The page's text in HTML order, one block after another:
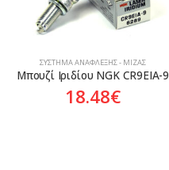
ΣΎΣΤΗΜΑ ΑΝΆΦΛΕΞΗΣ - ΜΊΖΑΣ
Μπουζί Ιριδίου NGK CR9EIA-9
18.48€